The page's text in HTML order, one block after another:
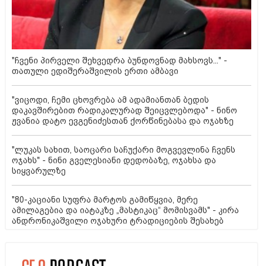
"ჩვენი პირველი შეხვედრა ბუნდოვნად მახსოვს..." -
თათული ედიშერაშვილის ერთი ამბავი
"ვიცოდი, ჩემი ცხოვრება ამ ადამიანთან ბედის
დაკავშირებით რადიკალურად შეიცვლებოდა" - ნინო
ჟვანია დატო ევგენიძესთან ქორწინებასა და ოჯახზე
"ლუკას სახით, საოცარი საჩუქარი მოგვევლინა ჩვენს
ოჯახს" - ნინი გველესიანი დედობაზე, ოჯახსა და
სიყვარულზე
"80-კაციანი სუფრა მარტოს გამიწყვია, მერე
ამილაგებია და იატაკზე „მასტიკაც“ მომისვამს" - კირა
ანდრონიკაშვილი ოჯახური ტრადიციების შესახებ